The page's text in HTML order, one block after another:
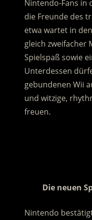
Nintendo-Fans in
die Freunde des
etwa wartet in
gleich zweifacher
Spielspaß sowie
Unterdessen
gebundenen Wii
und witzige,
freuen.
Die neuen
Nintendo